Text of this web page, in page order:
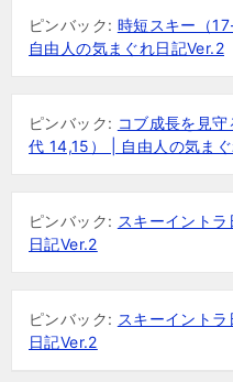
ピンバック: 時短スキー（
自由人の気まぐれ日記Ver.2
ピンバック: コブ成長を見
代 14,15） | 自由人の気ま
ピンバック: スキーイント
日記Ver.2
ピンバック: スキーイント
日記Ver.2